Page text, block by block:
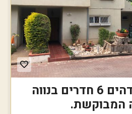
נמכר... קוטג' מדהים 6 חדרים בנווה
המבוקשת.